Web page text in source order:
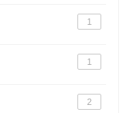
1
1
2